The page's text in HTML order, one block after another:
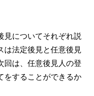
についてそれぞれ説
は法定後見と任意後見
回は、任意後見人の登
をすることができるか